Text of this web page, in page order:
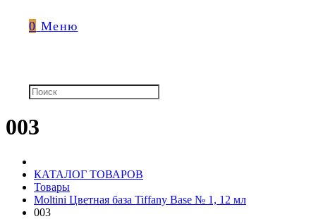
0 Меню
003
КАТАЛОГ ТОВАРОВ
Товары
Moltini Цветная база Tiffany Base № 1, 12 мл
003